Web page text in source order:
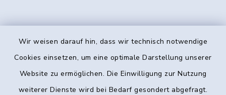
Wir weisen darauf hin, dass wir technisch notwendige
Cookies einsetzen, um eine optimale Darstellung unserer
Website zu ermöglichen. Die Einwilligung zur Nutzung
weiterer Dienste wird bei Bedarf gesondert abgefragt.
Kontakt